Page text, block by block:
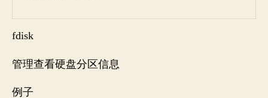
fdisk
管理查看硬盘分区信息
例子